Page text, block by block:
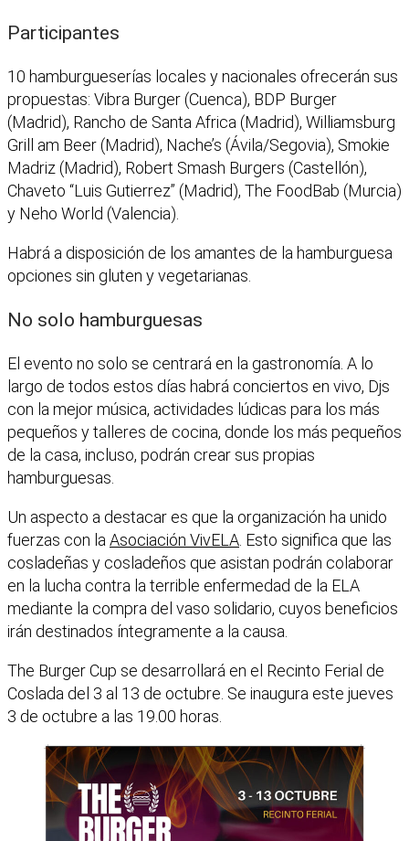
Participantes
10 hamburgueserías locales y nacionales ofrecerán sus
propuestas: Vibra Burger (Cuenca), BDP Burger
(Madrid), Rancho de Santa Africa (Madrid), Williamsburg
Grill am Beer (Madrid), Nache’s (Ávila/Segovia), Smokie
Madriz (Madrid), Robert Smash Burgers (Castellón),
Chaveto “Luis Gutierrez” (Madrid), The FoodBab (Murcia)
y Neho World (Valencia).
Habrá a disposición de los amantes de la hamburguesa
opciones sin gluten y vegetarianas.
No solo hamburguesas
El evento no solo se centrará en la gastronomía. A lo
largo de todos estos días habrá conciertos en vivo, Djs
con la mejor música, actividades lúdicas para los más
pequeños y talleres de cocina, donde los más pequeños
de la casa, incluso, podrán crear sus propias
hamburguesas.
Un aspecto a destacar es que la organización ha unido
fuerzas con laAsociación VivELA. Esto significa que las
cosladeñas y cosladeños que asistan podrán colaborar
en la lucha contra la terrible enfermedad de la ELA
mediante la compra del vaso solidario, cuyos beneficios
irán destinados íntegramente a la causa.
The Burger Cup se desarrollará en el Recinto Ferial de
Coslada del 3 al 13 de octubre. Se inaugura este jueves
3 de octubre a las 19.00 horas.